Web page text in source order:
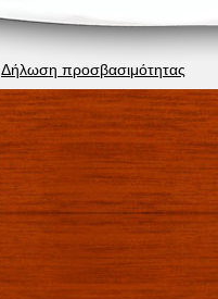
Δήλωση προσβασιμότητας